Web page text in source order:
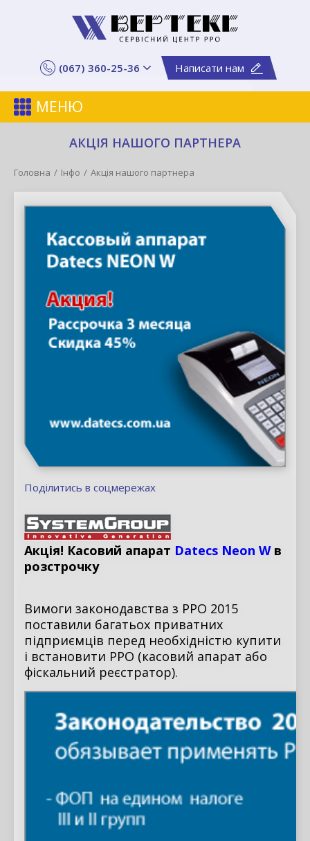
(067) 360-25-36 Написати нам
МЕНЮ
АКЦІЯ НАШОГО ПАРТНЕРА
Головна Інфо Акція нашого партнера
Поділитись в соцмережах
Акція! Касовий апарат Datecs Neon W в
розстрочку
Вимоги законодавства з РРО 2015
поставили багатьох приватних
підприємців перед необхідністю купити
і встановити РРО (касовий апарат або
фіскальний реєстратор).